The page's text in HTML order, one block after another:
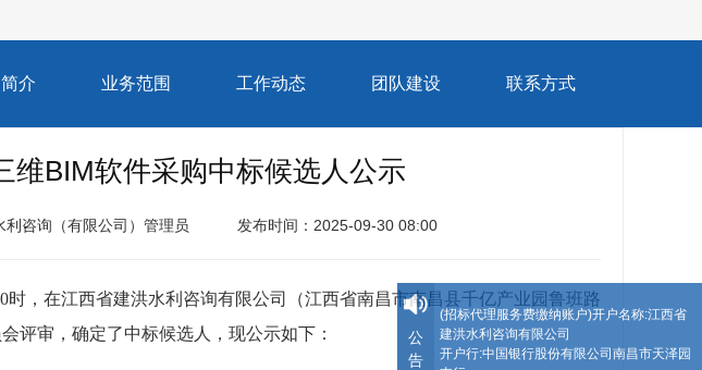
介 业务范围 工作动态 团队建设 联系方式
维BIM软件采购中标候选人公示
利咨询（有限公司）管理员 发布时间：2025-09-30 08:00
，在江西省建洪水利咨询有限公司（江西省南昌市南昌县千亿产业园鲁班路
评审，确定了中标候选人，现公示如下：
公
告
(招标代理服务费缴纳账户)开户名称:江西省
建洪水利咨询有限公司
开户行:中国银行股份有限公司南昌市天泽园